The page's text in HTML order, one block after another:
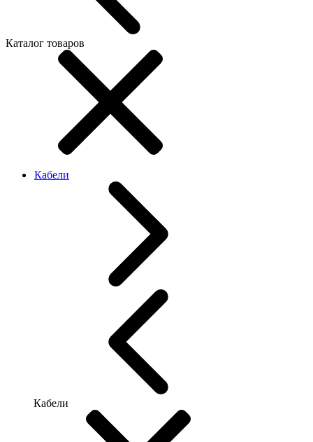
Каталог товаров
Кабели
Кабели